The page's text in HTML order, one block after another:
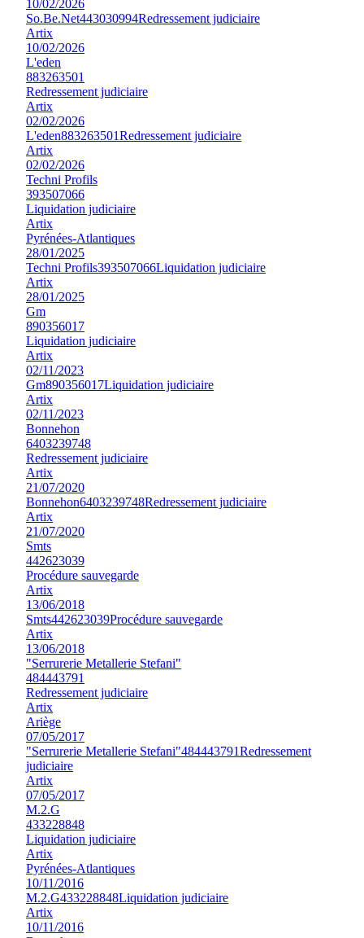
10/02/2026
So.Be.Net443030994Redressement judiciaire
Artix
10/02/2026
L'eden
883263501
Redressement judiciaire
Artix
02/02/2026
L'eden883263501Redressement judiciaire
Artix
02/02/2026
Techni Profils
393507066
Liquidation judiciaire
Artix
Pyrénées-Atlantiques
28/01/2025
Techni Profils393507066Liquidation judiciaire
Artix
28/01/2025
Gm
890356017
Liquidation judiciaire
Artix
02/11/2023
Gm890356017Liquidation judiciaire
Artix
02/11/2023
Bonnehon
6403239748
Redressement judiciaire
Artix
21/07/2020
Bonnehon6403239748Redressement judiciaire
Artix
21/07/2020
Smts
442623039
Procédure sauvegarde
Artix
13/06/2018
Smts442623039Procédure sauvegarde
Artix
13/06/2018
"Serrurerie Metallerie Stefani"
484443791
Redressement judiciaire
Artix
Ariège
07/05/2017
"Serrurerie Metallerie Stefani"484443791Redressement
judiciaire
Artix
07/05/2017
M.2.G
433228848
Liquidation judiciaire
Artix
Pyrénées-Atlantiques
10/11/2016
M.2.G433228848Liquidation judiciaire
Artix
10/11/2016